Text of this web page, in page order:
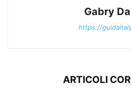
Gabry
https://
ARTICOLI